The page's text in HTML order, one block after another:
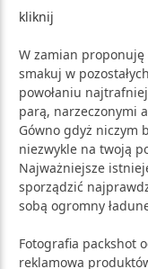
kliknij
W zamian
smakuj w
powołaniu
parą, narzeczonymi
Gówno gdyż niczym
niezwykle na twoją
Najważniejsze
sporządzić
sobą ogromny
Fotografia packshot
reklamowa